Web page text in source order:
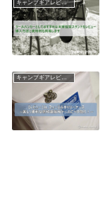
キャンプギアレビュー
キャンプギアレビュー